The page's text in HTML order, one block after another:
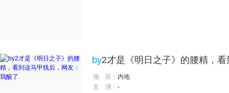
by2才是《明日之子》的腰精，看到
地 区： 内地
主 演： -